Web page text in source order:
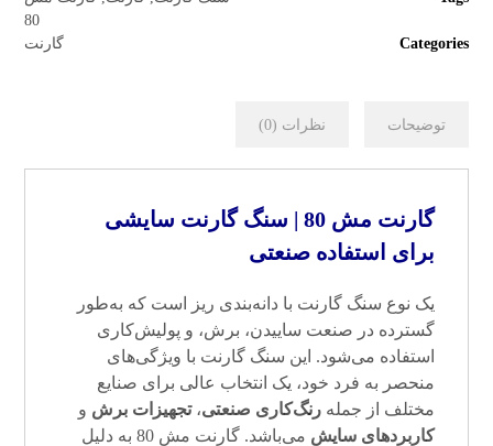
80
Categories
گارنت
توضیحات نظرات (0)
گارنت مش 80 | سنگ گارنت سایشی
برای استفاده صنعتی
یک نوع سنگ گارنت با دانه‌بندی ریز است که به‌طور
گسترده در صنعت ساییدن، برش، و پولیش‌کاری
استفاده می‌شود. این سنگ گارنت با ویژگی‌های
منحصر به فرد خود، یک انتخاب عالی برای صنایع
مختلف از جملهرنگ‌کاری صنعتی،تجهیزات برش و
کاربردهای سایش
می‌باشد. گارنت مش 80 به دلیل